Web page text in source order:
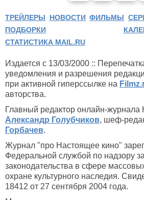
ТРЕЙЛЕРЫ НОВОСТИ ФИЛЬМЫ
ПОДБОРКИ
СТАТИСТИКА MAIL.RU
Издается с 13/03/2000 ::
уведомления и разрешения
при активной гиперссылке на
авторства.
Главный редактор онлайн-
Александр Голубчиков, шеф-
Горбачев.
Журнал "про Настоящее кино"
Федеральной службой по надзору
законодательства в сфере
охране культурного наследия.
18412 от 27 сентября 2004 года.